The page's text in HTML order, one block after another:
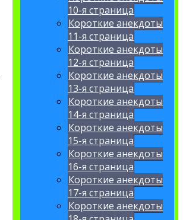
10-я страница
Короткие анекдоты
11-я страница
Короткие анекдоты
12-я страница
Короткие анекдоты
13-я страница
Короткие анекдоты
14-я страница
Короткие анекдоты
15-я страница
Короткие анекдоты
16-я страница
Короткие анекдоты
17-я страница
Короткие анекдоты